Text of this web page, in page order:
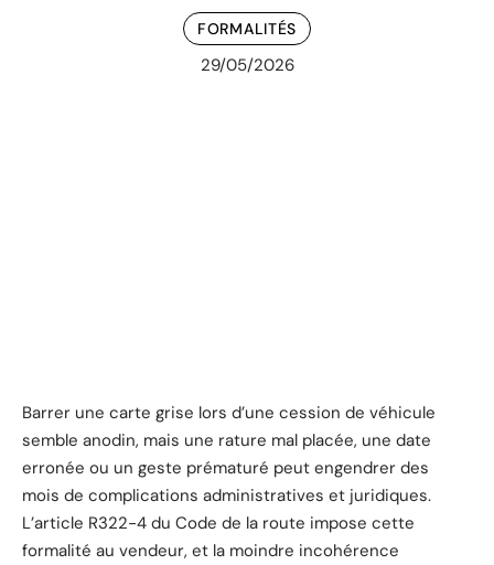
FORMALITÉS
29/05/2026
Barrer une carte grise lors d’une cession de véhicule
semble anodin, mais une rature mal placée, une date
erronée ou un geste prématuré peut engendrer des
mois de complications administratives et juridiques.
L’article R322-4 du Code de la route impose cette
formalité au vendeur, et la moindre incohérence